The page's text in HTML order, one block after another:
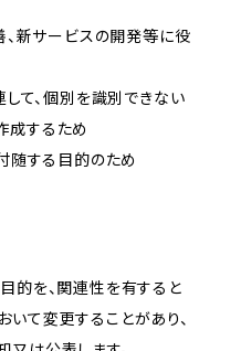
、新サービスの開発等に役
して、個別を識別できない
成するため
随する目的のため
的を、関連性を有すると
て変更することがあり、